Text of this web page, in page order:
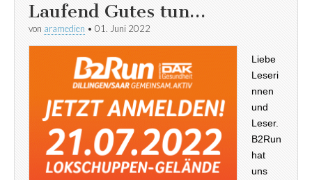
Laufend Gutes tun…
von aramedien • 01. Juni 2022
Liebe
Leseri
nnen
und
Leser.
B2Run
hat
uns